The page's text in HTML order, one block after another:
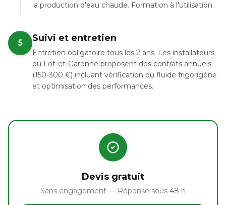
la production d'eau chaude. Formation à l'utilisation.
5 Suivi et entretien
Entretien obligatoire tous les 2 ans. Les installateurs
du Lot-et-Garonne proposent des contrats annuels
(150-300 €) incluant vérification du fluide frigorigène
et optimisation des performances.
Devis gratuit
Sans engagement — Réponse sous 48 h